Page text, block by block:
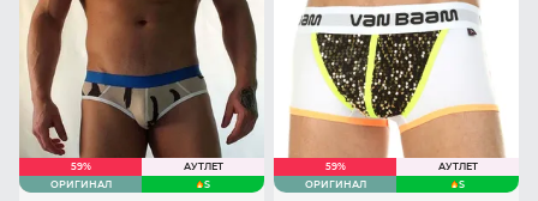
59%
АУТЛЕТ
ОРИГИНАЛ
S
59%
АУТЛЕТ
ОРИГИНАЛ
S